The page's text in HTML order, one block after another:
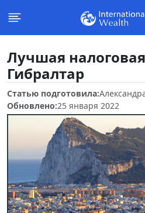
Лучшая
Гибралтар
Статью подготовила:
Обновлено:25 января 2022